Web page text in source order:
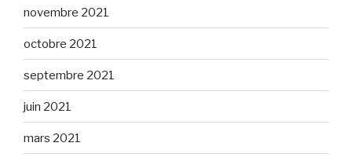
novembre 2021
octobre 2021
septembre 2021
juin 2021
mars 2021